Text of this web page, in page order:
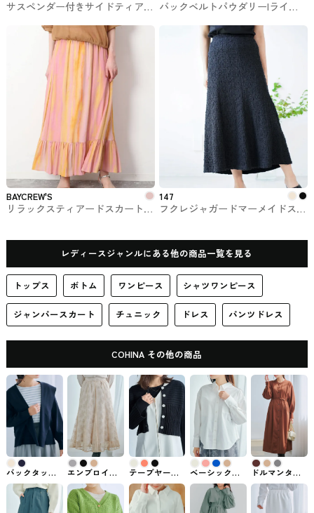
サスペンダー付きサイドティアー
購入できるスカート
バックベルトパウダリーIライン
COHINAで購入できるスカート
BAYCREW'S
リラックスティアードスカート
147
フクレジャガードマーメイドスカ
レディースジャンルにある他の商品一覧を見る
トップス ボトム ワンピース シャツワンピース
ジャンパースカート チュニック ドレス パンツドレス
COHINA その他の商品
バックタック
フォルムニッ
トフーディー
COHINAのトッ
プス
エンブロイダ
リーフラワー
チュールスカ
ート-short &
regular
テープヤーン
ショート丈リ
ブカーディガ
ン COHINAの
トップス
ベーシックバ
ックタックシ
ャツ COHINA
のトップス
ドルマンタッ
クIラインシャ
ツワンピース
COHINAで購入
できるワンピ